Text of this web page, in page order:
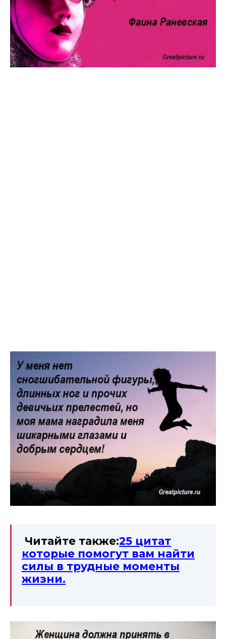
Читайте также:25 цитат
которые помогут вам найти
силы в трудные моменты
жизни.